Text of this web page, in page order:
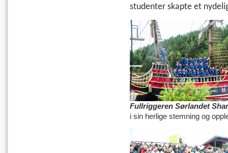
studenter skapte et
Fullriggeren Sørlandet
i sin herlige stemning og